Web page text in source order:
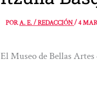
PORA. E. / REDACCIÓN/4
El Museo de Bellas